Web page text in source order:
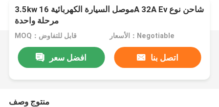
3.5kw موصل السيارة الكهربائية 16A 32A Ev شاحن نوع
مرحلة واحدة
MOQ：قابل للتفاوض الأسعار：Negotiable
افضل سعر اتصل بنا
منتوج وصف